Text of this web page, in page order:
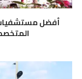
أفضل مستشفيات